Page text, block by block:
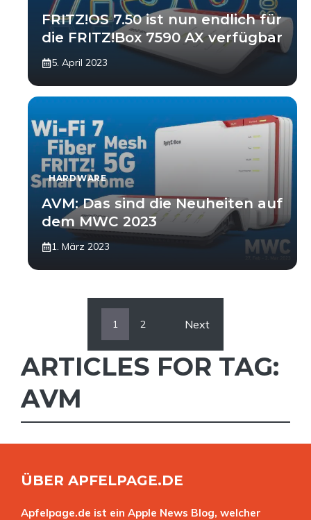
FRITZ!OS 7.50 ist nun endlich für
die FRITZ!Box 7590 AX verfügbar
5. April 2023
HARDWARE
AVM: Das sind die Neuheiten auf
dem MWC 2023
1. März 2023
1 2 Next
ARTICLES FOR TAG:
AVM
ÜBER APFELPAGE.DE
Apfelpage.de ist ein Apple News Blog, welcher